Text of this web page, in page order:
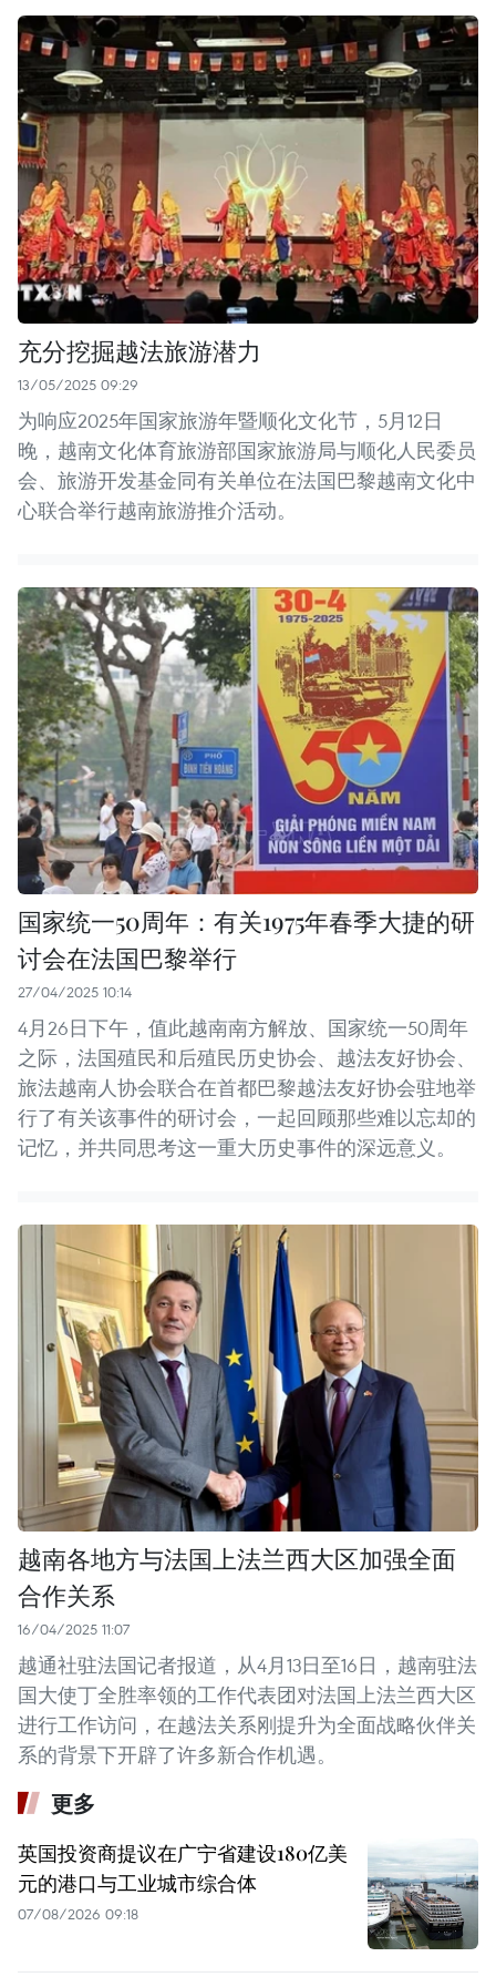
充分挖掘越法旅游潜力
13/05/2025 09:29
为响应2025年国家旅游年暨顺化文化节，5月12日
晚，越南文化体育旅游部国家旅游局与顺化人民委员
会、旅游开发基金同有关单位在法国巴黎越南文化中
心联合举行越南旅游推介活动。
国家统一50周年：有关1975年春季大捷的研
讨会在法国巴黎举行
27/04/2025 10:14
4月26日下午，值此越南南方解放、国家统一50周年
之际，法国殖民和后殖民历史协会、越法友好协会、
旅法越南人协会联合在首都巴黎越法友好协会驻地举
行了有关该事件的研讨会，一起回顾那些难以忘却的
记忆，并共同思考这一重大历史事件的深远意义。
越南各地方与法国上法兰西大区加强全面
合作关系
16/04/2025 11:07
越通社驻法国记者报道，从4月13日至16日，越南驻法
国大使丁全胜率领的工作代表团对法国上法兰西大区
进行工作访问，在越法关系刚提升为全面战略伙伴关
系的背景下开辟了许多新合作机遇。
更多
英国投资商提议在广宁省建设180亿美
元的港口与工业城市综合体
07/08/2026 09:18